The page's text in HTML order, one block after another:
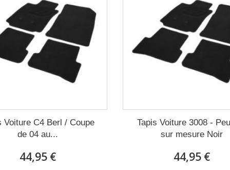
Voiture C4 Berl / Coupe
de 04 au...
44,95 €
Tapis Voiture 3008 -
sur mesure Noir
44,95 €